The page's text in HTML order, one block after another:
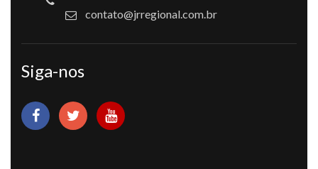
contato@jrregional.com.br
Siga-nos